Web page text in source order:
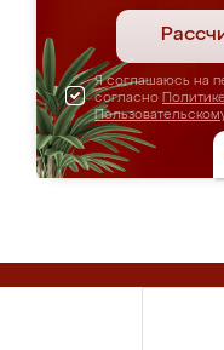
Я соглашаюсь на
согласно